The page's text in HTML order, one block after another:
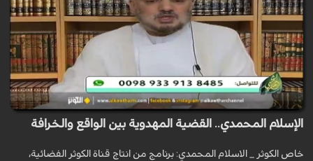
الإسلام المحمدي.. القضية المهدوية بين الواقع والخرافة
خاص الكوثر _ الاسلام المحمدي: برنامج من انتاج قناة الكوثر الفضائية،